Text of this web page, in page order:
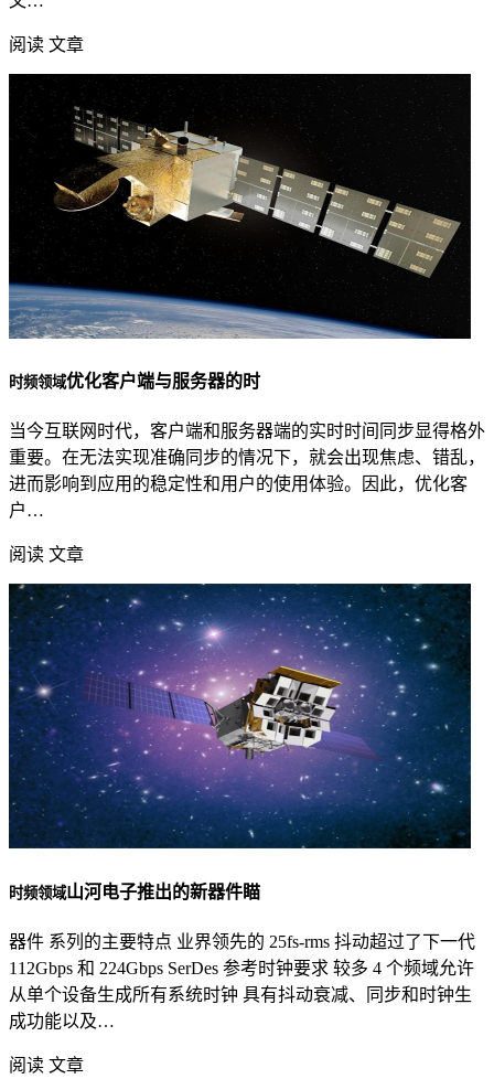
阅读 文章
时频领域优化客户端与服务器的时
当今互联网时代，客户端和服务器端的实时时间同步显得格外
重要。在无法实现准确同步的情况下，就会出现焦虑、错乱，
进而影响到应用的稳定性和用户的使用体验。因此，优化客
户…
阅读 文章
时频领域山河电子推出的新器件瞄
器件 系列的主要特点 业界领先的 25fs-rms 抖动超过了下一代
112Gbps 和 224Gbps SerDes 参考时钟要求 较多 4 个频域允许
从单个设备生成所有系统时钟 具有抖动衰减、同步和时钟生
成功能以及…
阅读 文章